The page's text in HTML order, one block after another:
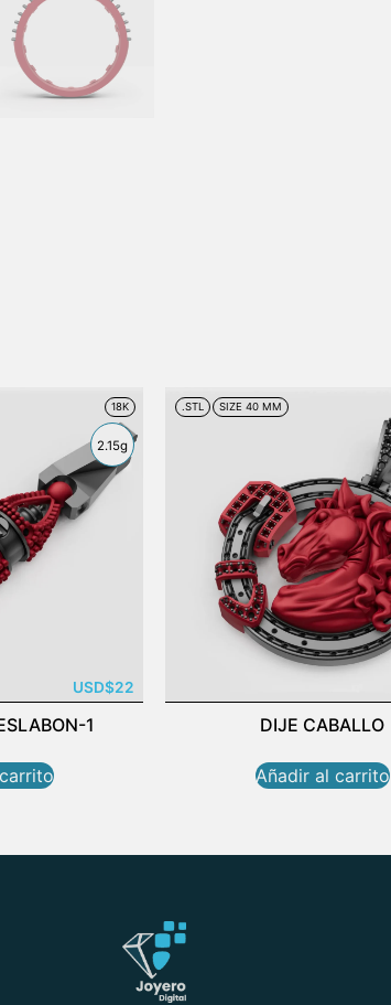
18K
2.15g
USD$22
1
.STL SIZE 40 MM
DIJE CABALLO
Añadir al carrito